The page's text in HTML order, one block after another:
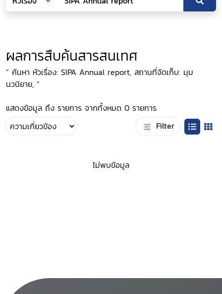
ผลการสืบค้นสารสนเทศ
“ ค้นหา หัวเรื่อง: SIPA Annual report, สถานที่จัดเก็บ: มุม
นวนิยาย, ”
แสดงข้อมูล ถึง รายการ จากทั้งหมด 0 รายการ
Filter
ไม่พบข้อมูล